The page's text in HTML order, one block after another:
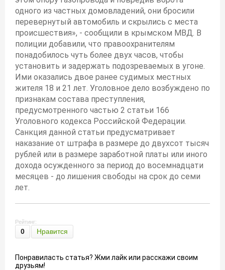
одного из частных домовладений, они бросили
перевернутый автомобиль и скрылись с места
происшествия», - сообщили в крымском МВД. В
полиции добавили, что правоохранителям
понадобилось чуть более двух часов, чтобы
установить и задержать подозреваемых в угоне.
Ими оказались двое ранее судимых местных
жителя 18 и 21 лет. Уголовное дело возбуждено по
признакам состава преступления,
предусмотренного частью 2 статьи 166
Уголовного кодекса Российской Федерации.
Санкция данной статьи предусматривает
наказание от штрафа в размере до двухсот тысяч
рублей или в размере заработной платы или иного
дохода осужденного за период до восемнадцати
месяцев - до лишения свободы на срок до семи
лет.
Рейтинг:
0 Нравится
Понравиласть статья? Жми лайк или расскажи своим
друзьям!